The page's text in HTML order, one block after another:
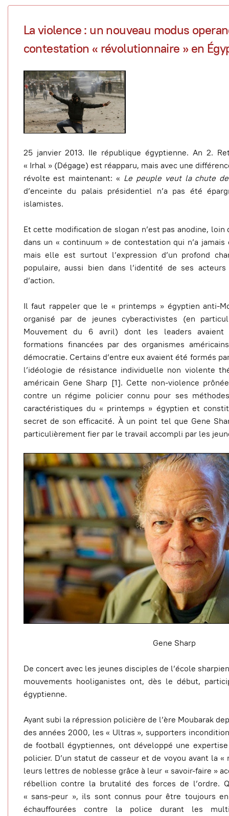
La violence : un nouveau modus
contestation « révolutionnaire » en
25 janvier 2013. IIe république égyptienne. An 2.
« Irhal » (Dégage) est réapparu, mais avec une
révolte est maintenant: « Le peuple veut la chute
d’enceinte du palais présidentiel n’a pas été
islamistes.
Et cette modification de slogan n’est pas anodine, loin
dans un « continuum » de contestation qui n’a jamais
mais elle est surtout l’expression d’un profond
populaire, aussi bien dans l’identité de ses
d’action.
Il faut rappeler que le « printemps » égyptien anti-
organisé par de jeunes cyberactivistes (en
Mouvement du 6 avril) dont les leaders avaient
formations financées par des organismes
démocratie. Certains d’entre eux avaient été formés
l’idéologie de résistance individuelle non violente
américain Gene Sharp [1]. Cette non-violence
contre un régime policier connu pour ses
caractéristiques du « printemps » égyptien et
secret de son efficacité. À un point tel que Gene
particulièrement fier par le travail accompli par les
Gene Sharp
De concert avec les jeunes disciples de l’école
mouvements hooliganistes ont, dès le début,
égyptienne.
Ayant subi la répression policière de l’ère Moubarak
des années 2000, les « Ultras », supporters
de football égyptiennes, ont développé une
policier. D’un statut de casseur et de voyou avant la
leurs lettres de noblesse grâce à leur « savoir-faire »
rébellion contre la brutalité des forces de l’ordre.
« sans-peur », ils sont connus pour être toujours
échauffourées contre la police durant les